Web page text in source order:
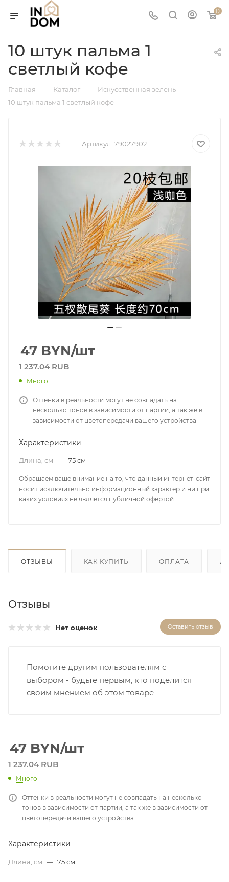
0
10 штук пальма 1
светлый кофе
Главная — Каталог — Искусственная зелень —
10 штук пальма 1 светлый кофе
Артикул: 79027902
47 BYN/шт
1 237.04 RUB
Много
Оттенки в реальности могут не совпадать на
несколько тонов в зависимости от партии, а так же в
зависимости от цветопередачи вашего устройства
Характеристики
Длина, см — 75 см
Обращаем ваше внимание на то, что данный интернет-сайт
носит исключительно информационный характер и ни при
каких условиях не является публичной офертой
ОТЗЫВЫ КАК КУПИТЬ ОПЛАТА
Отзывы
Нет оценок Оставить отзыв
Помогите другим пользователям с
выбором - будьте первым, кто поделится
своим мнением об этом товаре
47 BYN/шт
1 237.04 RUB
Много
Оттенки в реальности могут не совпадать на несколько
тонов в зависимости от партии, а так же в зависимости от
цветопередачи вашего устройства
Характеристики
Длина, см — 75 см